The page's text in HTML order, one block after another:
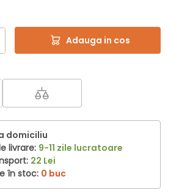
Adauga in cos
domiciliu
livrare: 9-11 zile lucratoare
22 Lei
în stoc: 0 buc